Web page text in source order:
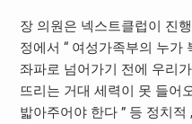
장 의원은 넥스트클럽이 진
정에서 “여성가족부의 누가
좌파로 넘어가기 전에 우리
뜨리는 거대 세력이 못 들어
밟아주어야 한다 ” 등 정치적 ,